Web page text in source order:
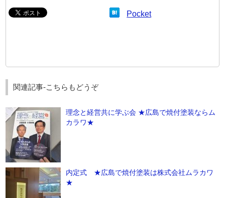
Pocket
関連記事-こちらもどうぞ
理念と経営共に学ぶ会 ★広島で焼付塗装ならム
カラワ★
内定式 ★広島で焼付塗装は株式会社ムラカワ
★